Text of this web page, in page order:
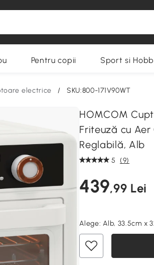
Pentru copii Sport si
electrice / SKU:800-171V90WT
HOMCOM
Friteuză cu Aer
Reglabilă, Alb
5 (9)
439,99 Lei
Alege:Alb, 33.5cm x